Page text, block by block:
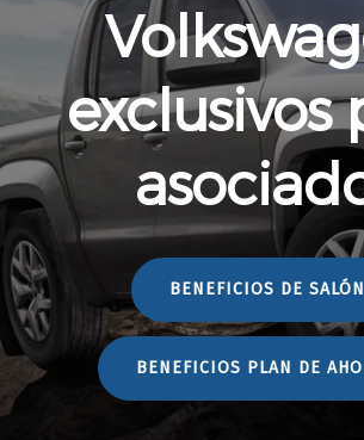
exclusivos
BENEFICIOS DE SALÓN
BENEFICIOS PLAN DE